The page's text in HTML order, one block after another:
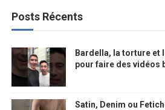
Posts Récents
Bardella, la torture et
pour faire des vidéos
Satin, Denim ou